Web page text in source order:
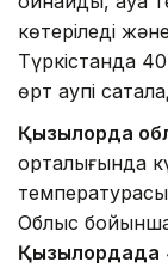
көтеріледі
Түркістанда
өрт қаупі
Қызылорда
орталығында
температурасы
Облыс бойынша
Қызылордада